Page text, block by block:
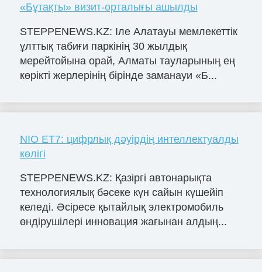
«Бұтақты» визит-орталығы ашылды
STEPPENEWS.KZ: Іле Алатауы мемлекеттік
ұлттық табиғи паркінің 30 жылдық
мерейтойына орай, Алматы тауларының ең
көрікті жерлерінің бірінде заманауи «Б...
NIO ET7: цифрлық дәуірдің интеллектуалды
көлігі
STEPPENEWS.KZ: Қазіргі автонарықта
технологиялық бәсеке күн сайын күшейіп
келеді. Әсіресе қытайлық электромобиль
өндірушілері инновация жағынан алдың...